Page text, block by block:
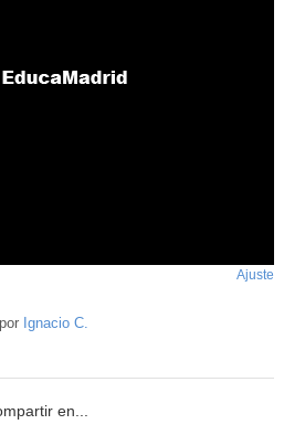
Ajuste
Ignacio C.